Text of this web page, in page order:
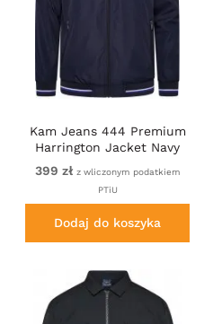
Kam Jeans 444 Premium
Harrington Jacket Navy
399 zł z wliczonym podatkiem
PTiU
Dodaj do koszyka